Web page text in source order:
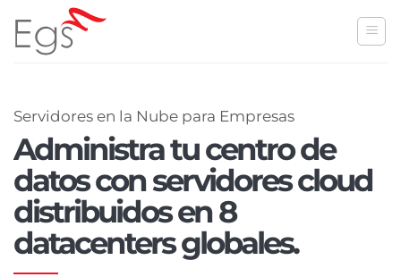
content
Servidores en la Nube para Empresas
Administra tu centro de
datos con servidores cloud
distribuidos en 8
datacenters globales.